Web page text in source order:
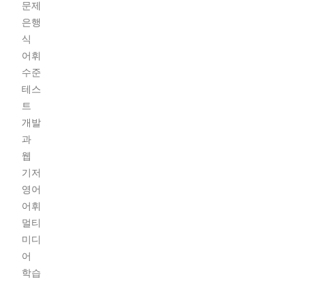
문제
은행
식
어휘
수준
테스
트
개발
과
웹
기저
영어
어휘
멀티
미디
어
학습